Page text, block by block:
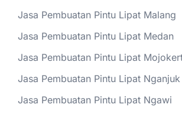
Jasa Pembuatan Pintu Lipat Malang
Jasa Pembuatan Pintu Lipat Medan
Jasa Pembuatan Pintu Lipat
Jasa Pembuatan Pintu Lipat Nganjuk
Jasa Pembuatan Pintu Lipat Ngawi